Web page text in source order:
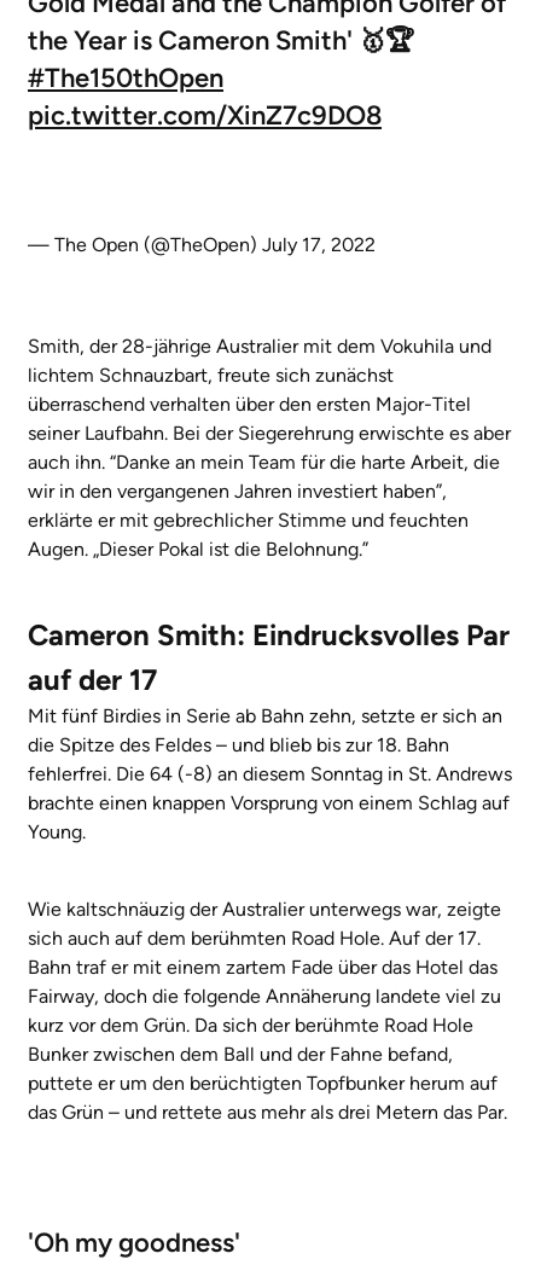
the Year is Cameron Smith' 🥇🏆
#The150thOpen
pic.twitter.com/XinZ7c9DO8
— The Open (@TheOpen) July 17, 2022
Smith, der 28-jährige Australier mit dem Vokuhila und
lichtem Schnauzbart, freute sich zunächst
überraschend verhalten über den ersten Major-Titel
seiner Laufbahn. Bei der Siegerehrung erwischte es aber
auch ihn. “Danke an mein Team für die harte Arbeit, die
wir in den vergangenen Jahren investiert haben”,
erklärte er mit gebrechlicher Stimme und feuchten
Augen. „Dieser Pokal ist die Belohnung.”
Cameron Smith: Eindrucksvolles Par
auf der 17
Mit fünf Birdies in Serie ab Bahn zehn, setzte er sich an
die Spitze des Feldes – und blieb bis zur 18. Bahn
fehlerfrei. Die 64 (-8) an diesem Sonntag in St. Andrews
brachte einen knappen Vorsprung von einem Schlag auf
Young.
Wie kaltschnäuzig der Australier unterwegs war, zeigte
sich auch auf dem berühmten Road Hole. Auf der 17.
Bahn traf er mit einem zartem Fade über das Hotel das
Fairway, doch die folgende Annäherung landete viel zu
kurz vor dem Grün. Da sich der berühmte Road Hole
Bunker zwischen dem Ball und der Fahne befand,
puttete er um den berüchtigten Topfbunker herum auf
das Grün – und rettete aus mehr als drei Metern das Par.
'Oh my goodness'